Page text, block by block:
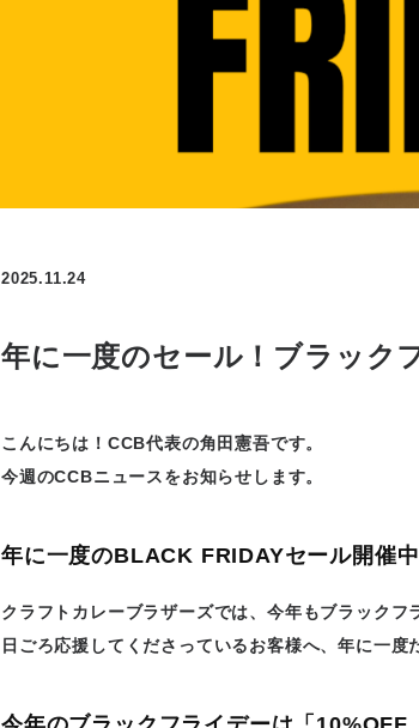
2025.11.24
年に一度のセール！ブラック
こんにちは！CCB代表の角田憲吾です。
今週のCCBニュースをお知らせします。
年に一度のBLACK FRIDAYセール開催中
クラフトカレーブラザーズでは、今年もブラックフ
日ごろ応援してくださっているお客様へ、年に一度